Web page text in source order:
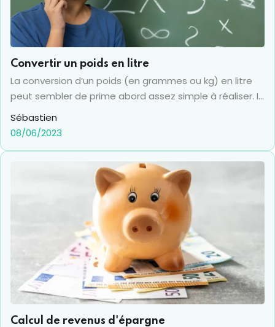
Convertir un poids en litre
La conversion d’un poids (en grammes ou kg) en litre
peut sembler de prime abord assez simple à réaliser. Il
est vrai pour un liquide universel tel que l’eau, convertir
un poids en litre se fait en un tour de main. Mais saviez-
conversion peut aussi s’appliquer à des poudres ou
autres solides pulvérulents dont la densité est encore
différente et qui, par conséquent, nécessite un savant
calcul. Alors voyons ensemble toutes les subtilités à
connaître pour convertir un poids en litre.
Sébastien
08/06/2023
Calcul de revenus d'épargne